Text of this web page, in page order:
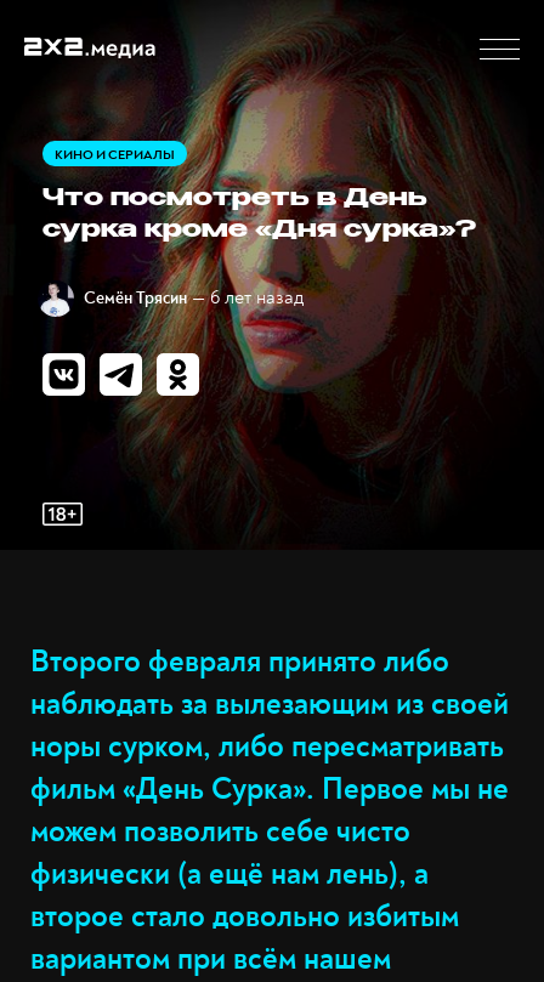
КИНО И СЕРИАЛЫ
Что посмотреть в День
сурка кроме «Дня сурка»?
Семён Трясин — 6 лет назад
Второго февраля принято либо
наблюдать за вылезающим из своей
норы сурком, либо пересматривать
фильм «День Сурка». Первое мы не
можем позволить себе чисто
физически (а ещё нам лень), а
второе стало довольно избитым
вариантом при всём нашем